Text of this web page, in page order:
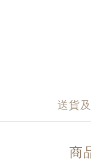
送貨
商